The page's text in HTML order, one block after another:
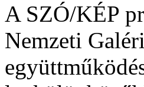
A SZÓ/KÉP
Nemzeti